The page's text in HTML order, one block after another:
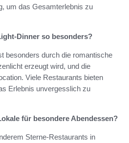
um das Gesamterlebnis zu
Dinner so besonders?
besonders durch die romantische
erzeugt wird, und die
Viele Restaurants bieten
Erlebnis unvergesslich zu
für besondere Abendessen?
Sterne-Restaurants in